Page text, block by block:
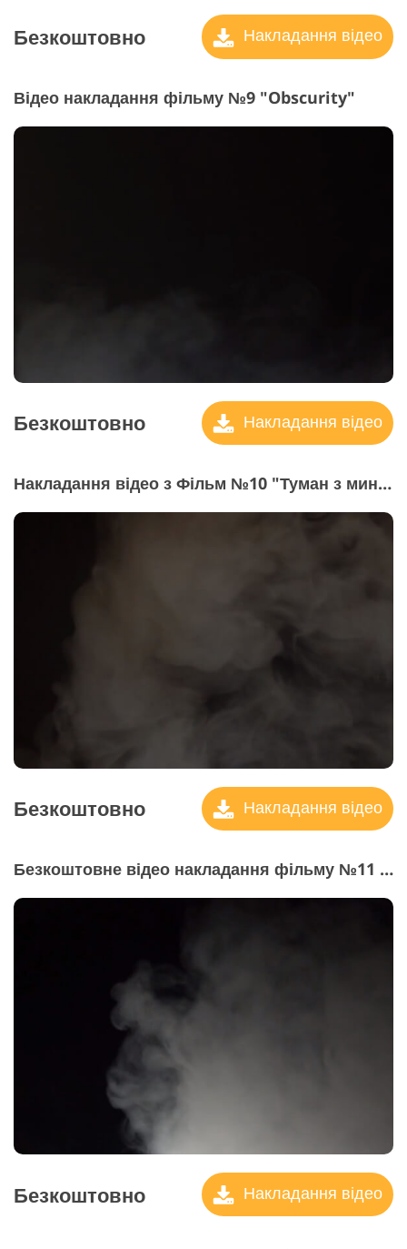
Безкоштовно Накладання відео
Відео накладання фільму №9 "Obscurity"
Безкоштовно Накладання відео
Накладання відео з Фільм №10 "Туман з минуле"
Безкоштовно Накладання відео
Безкоштовне відео накладання фільму №11 "Thick Haze"
Безкоштовно Накладання відео